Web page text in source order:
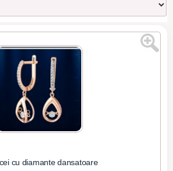
cu diamante dansatoare